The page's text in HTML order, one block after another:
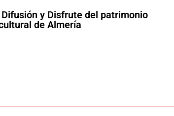
y Disfrute del patrimonio
de Almería